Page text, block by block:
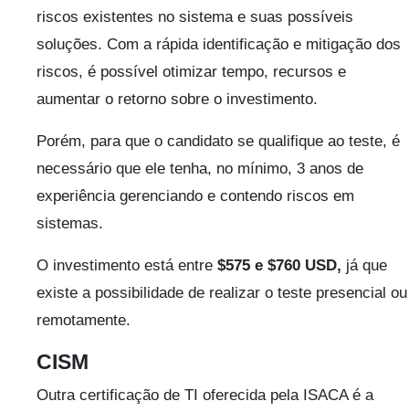
riscos existentes no sistema e suas possíveis
soluções. Com a rápida identificação e mitigação dos
riscos, é possível otimizar tempo, recursos e
aumentar o retorno sobre o investimento.
Porém, para que o candidato se qualifique ao teste, é
necessário que ele tenha, no mínimo, 3 anos de
experiência gerenciando e contendo riscos em
sistemas.
O investimento está entre $575 e $760 USD, já que
existe a possibilidade de realizar o teste presencial ou
remotamente.
CISM
Outra certificação de TI oferecida pela ISACA é a